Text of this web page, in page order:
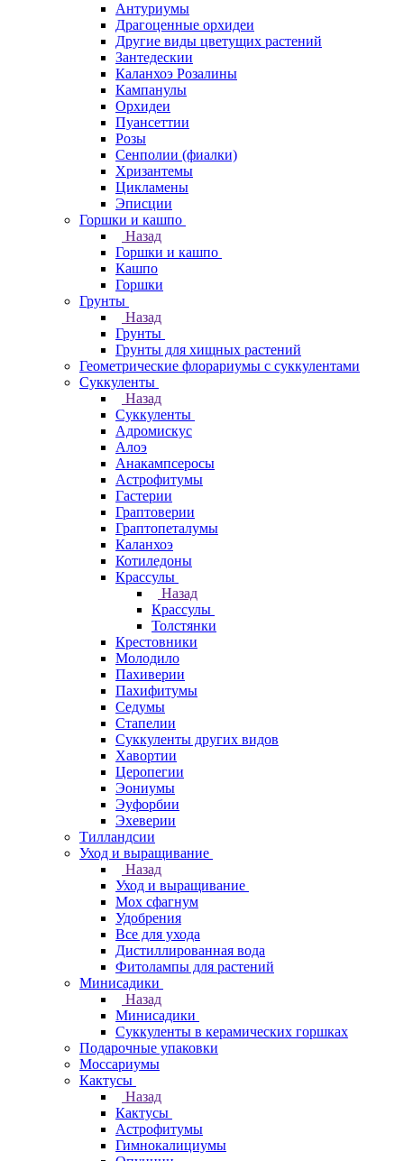
Антуриумы
Драгоценные орхидеи
Другие виды цветущих растений
Зантедескии
Каланхоэ Розалины
Кампанулы
Орхидеи
Пуансеттии
Розы
Сенполии (фиалки)
Хризантемы
Цикламены
Эписции
Горшки и кашпо
Назад
Горшки и кашпо
Кашпо
Горшки
Грунты
Назад
Грунты
Грунты для хищных растений
Геометрические флорариумы с суккулентами
Суккуленты
Назад
Суккуленты
Адромискус
Алоэ
Анакампсеросы
Астрофитумы
Гастерии
Граптоверии
Граптопеталумы
Каланхоэ
Котиледоны
Крассулы
Назад
Крассулы
Толстянки
Крестовники
Молодило
Пахиверии
Пахифитумы
Седумы
Стапелии
Суккуленты других видов
Хавортии
Церопегии
Эониумы
Эуфорбии
Эхеверии
Тилландсии
Уход и выращивание
Назад
Уход и выращивание
Мох сфагнум
Удобрения
Все для ухода
Дистиллированная вода
Фитолампы для растений
Минисадики
Назад
Минисадики
Суккуленты в керамических горшках
Подарочные упаковки
Моссариумы
Кактусы
Назад
Кактусы
Астрофитумы
Гимнокалициумы